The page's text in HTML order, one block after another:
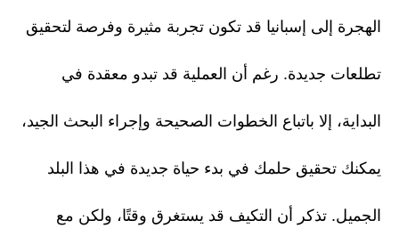
الهجرة إلى إسبانيا قد تكون تجربة مثيرة وفرصة لتحقيق
تطلعات جديدة. رغم أن العملية قد تبدو معقدة في
البداية، إلا باتباع الخطوات الصحيحة وإجراء البحث الجيد،
يمكنك تحقيق حلمك في بدء حياة جديدة في هذا البلد
الجميل. تذكر أن التكيف قد يستغرق وقتًا، ولكن مع